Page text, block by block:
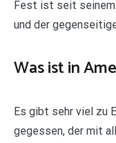
Fest ist seit seinem
und der
Was ist in
Es gibt sehr viel zu
gegessen, der mit